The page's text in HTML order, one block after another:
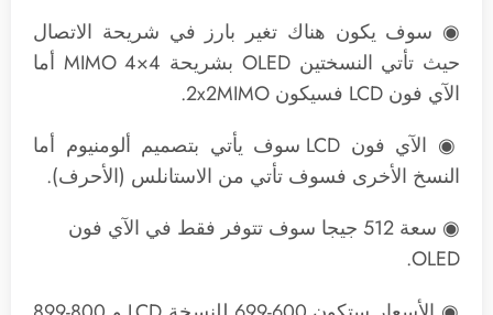
◉ سوف يكون هناك تغير بارز في شريحة الاتصال
حيث تأتي النسختين OLED بشريحة 4×4 MIMO أما
الآي فون LCD فسيكون 2x2MIMO.
◉ الآي فون LCD سوف يأتي بتصميم ألومنيوم أما
النسخ الأخرى فسوف تأتي من الاستانلس (الأحرف).
◉ سعة 512 جيجا سوف تتوفر فقط في الآي فون
OLED.